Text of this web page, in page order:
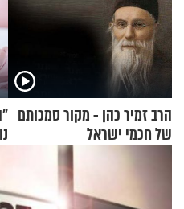
הרב זמיר כהן - מקור סמכותם
של חכמי ישראל